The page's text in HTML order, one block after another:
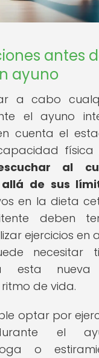
antes
ayuno
a cabo
el ayuno
cuenta el
física
al
de sus
en la dieta
deben
ejercicios en
necesitar
esta
de vida.
optar por
el
o